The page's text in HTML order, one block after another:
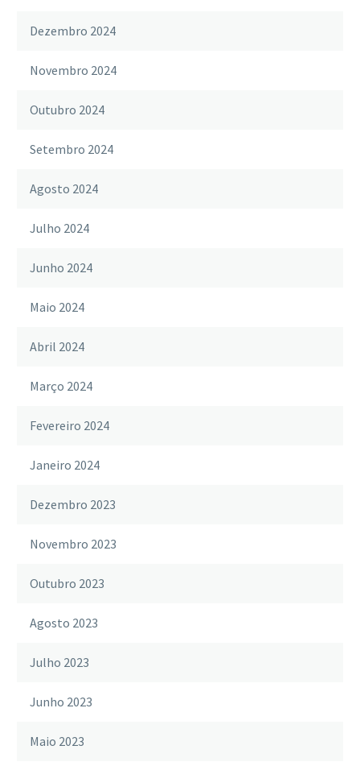
Dezembro 2024
Novembro 2024
Outubro 2024
Setembro 2024
Agosto 2024
Julho 2024
Junho 2024
Maio 2024
Abril 2024
Março 2024
Fevereiro 2024
Janeiro 2024
Dezembro 2023
Novembro 2023
Outubro 2023
Agosto 2023
Julho 2023
Junho 2023
Maio 2023